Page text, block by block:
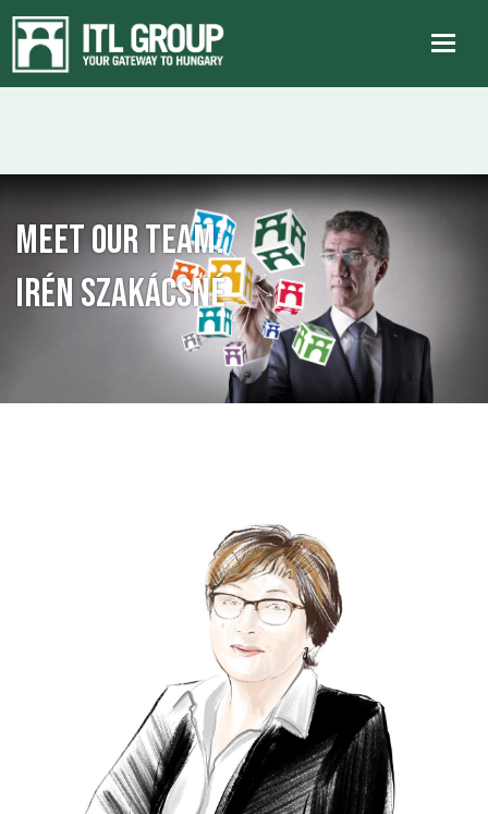
Meet our team:
Irén Szakácsné